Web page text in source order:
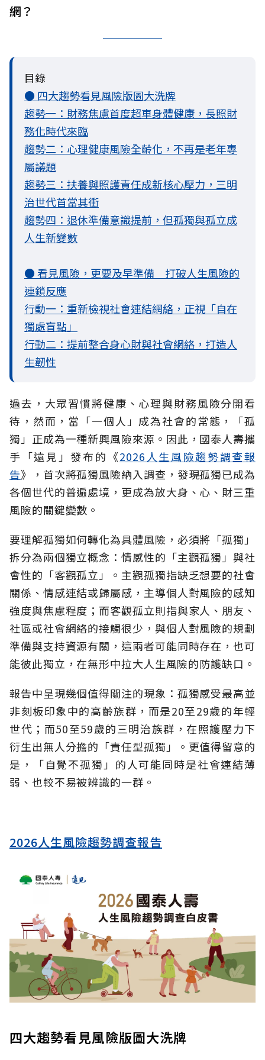
網？
目錄
● 四大趨勢看見風險版圖大洗牌
趨勢一：財務焦慮首度超車身體健康，長照財
務化時代來臨
趨勢二：心理健康風險全齡化，不再是老年專
屬議題
趨勢三：扶養與照護責任成新核心壓力，三明
治世代首當其衝
趨勢四：退休準備意識提前，但孤獨與孤立成
人生新變數
● 看見風險，更要及早準備 打破人生風險的
連鎖反應
行動一：重新檢視社會連結網絡，正視「自在
獨處盲點」
行動二：提前整合身心財與社會網絡，打造人
生韌性
過去，大眾習慣將健康、心理與財務風險分開看
待，然而，當「一個人」成為社會的常態，「孤
獨」正成為一種新興風險來源。因此，國泰人壽攜
手「遠見」發布的《2026人生風險趨勢調查報
告》，首次將孤獨風險納入調查，發現孤獨已成為
各個世代的普遍處境，更成為放大身、心、財三重
風險的關鍵變數。
要理解孤獨如何轉化為具體風險，必須將「孤獨」
拆分為兩個獨立概念：情感性的「主觀孤獨」與社
會性的「客觀孤立」。主觀孤獨指缺乏想要的社會
關係、情感連結或歸屬感，主導個人對風險的感知
強度與焦慮程度；而客觀孤立則指與家人、朋友、
社區或社會網絡的接觸很少，與個人對風險的規劃
準備與支持資源有關，這兩者可能同時存在，也可
能彼此獨立，在無形中拉大人生風險的防護缺口。
報告中呈現幾個值得關注的現象：孤獨感受最高並
非刻板印象中的高齡族群，而是20至29歲的年輕
世代；而50至59歲的三明治族群，在照護壓力下
衍生出無人分擔的「責任型孤獨」。更值得留意的
是，「自覺不孤獨」的人可能同時是社會連結薄
弱、也較不易被辨識的一群。
2026人生風險趨勢調查報告
四大趨勢看見風險版圖大洗牌